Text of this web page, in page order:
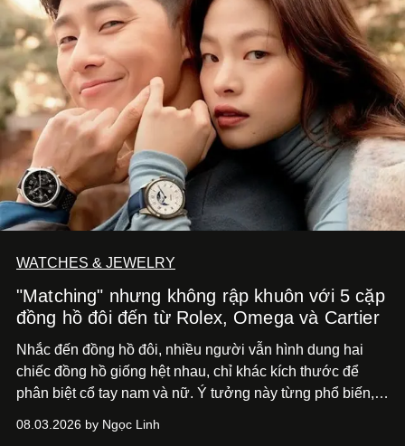
WATCHES & JEWELRY
"Matching" nhưng không rập khuôn với 5 cặp
đồng hồ đôi đến từ Rolex, Omega và Cartier
Nhắc đến đồng hồ đôi, nhiều người vẫn hình dung hai
chiếc đồng hồ giống hệt nhau, chỉ khác kích thước để
phân biệt cổ tay nam và nữ. Ý tưởng này từng phổ biến,
khá rập khuôn. Nói lời tạm biết hai phiên bản nam nữ
08.03.2026 by Ngọc Linh